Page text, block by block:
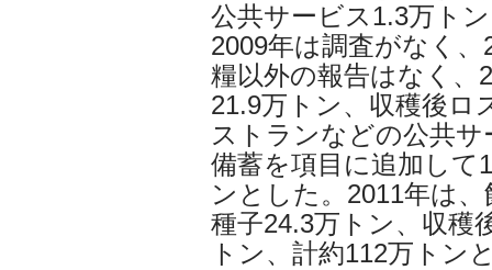
公共サービス1.3万ト
2009年は調査がなく
糧以外の報告はなく、
21.9万トン、収穫後ロ
ストランなどの公共
備蓄を項目に追加して
ンとした。2011年は
種子24.3万トン、収穫
トン、計約112万トン